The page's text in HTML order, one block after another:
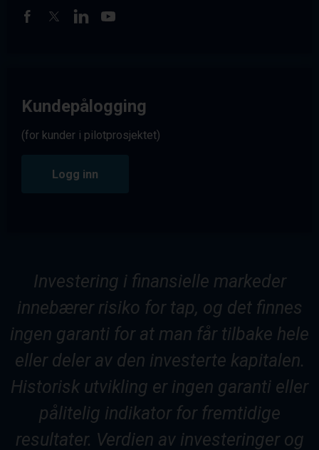
Kundepålogging
(for kunder i pilotprosjektet)
Logg inn
Investering i finansielle markeder
innebærer risiko for tap, og det finnes
ingen garanti for at man får tilbake hele
eller deler av den investerte kapitalen.
Historisk utvikling er ingen garanti eller
pålitelig indikator for fremtidige
resultater. Verdien av investeringer og